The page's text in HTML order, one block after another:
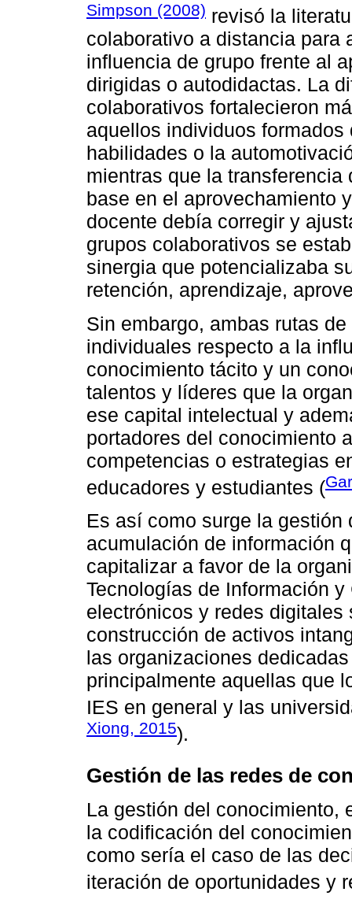
Simpson (2008) revisó la
colaborativo a distancia para
influencia de grupo frente al
dirigidas o autodidactas. La
colaborativos fortalecieron
aquellos individuos
habilidades o la
mientras que la
base en el aprovechamiento
docente debía corregir y
grupos colaborativos se
sinergia que potencializaba
retención, aprendizaje,
Sin embargo, ambas rutas
individuales respecto a la
conocimiento tácito y un
talentos y líderes que la
ese capital intelectual y
portadores del conocimiento
competencias o estrategias
educadores y estudiantes (
Es así como surge la
acumulación de información
capitalizar a favor de la
Tecnologías de Información
electrónicos y redes
construcción de activos
las organizaciones
principalmente aquellas que
IES en general y las
Xiong, 2015).
Gestión de las redes de
La gestión del conocimiento,
la codificación del
como sería el caso de las
iteración de oportunidades y